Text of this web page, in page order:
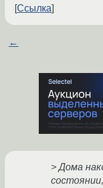
Ссылка
←
> Дома